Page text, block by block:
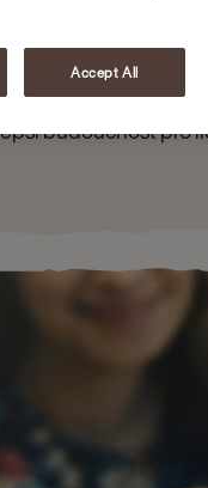
hnací silou
budoucnost pro
Accept All